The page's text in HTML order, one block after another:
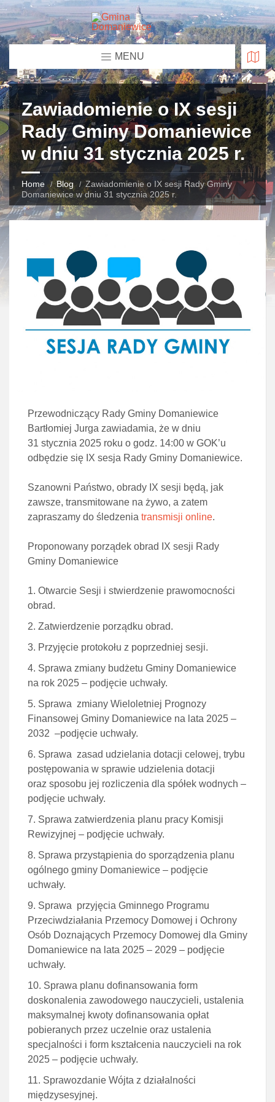
MENU
Zawiadomienie o IX sesji
Rady Gminy Domaniewice
w dniu 31 stycznia 2025 r.
Home Blog
Zawiadomienie o IX sesji Rady Gminy
Domaniewice w dniu 31 stycznia 2025 r.
Przewodniczący Rady Gminy Domaniewice
Bartłomiej Jurga zawiadamia, że w dniu
31 stycznia 2025 roku o godz. 14:00 w GOK’u
odbędzie się IX sesja Rady Gminy Domaniewice.
Szanowni Państwo, obrady IX sesji będą, jak
zawsze, transmitowane na żywo, a zatem
zapraszamy do śledzenia transmisji online.
Proponowany porządek obrad IX sesji Rady
Gminy Domaniewice
Otwarcie Sesji i stwierdzenie prawomocności
obrad.
Zatwierdzenie porządku obrad.
Przyjęcie protokołu z poprzedniej sesji.
Sprawa zmiany budżetu Gminy Domaniewice
na rok 2025 – podjęcie uchwały.
Sprawa zmiany Wieloletniej Prognozy
Finansowej Gminy Domaniewice na lata 2025 –
2032 –podjęcie uchwały.
Sprawa zasad udzielania dotacji celowej, trybu
postępowania w sprawie udzielenia dotacji
oraz sposobu jej rozliczenia dla spółek wodnych –
podjęcie uchwały.
Sprawa zatwierdzenia planu pracy Komisji
Rewizyjnej – podjęcie uchwały.
Sprawa przystąpienia do sporządzenia planu
ogólnego gminy Domaniewice – podjęcie
uchwały.
Sprawa przyjęcia Gminnego Programu
Przeciwdziałania Przemocy Domowej i Ochrony
Osób Doznających Przemocy Domowej dla Gminy
Domaniewice na lata 2025 – 2029 – podjęcie
uchwały.
Sprawa planu dofinansowania form
doskonalenia zawodowego nauczycieli, ustalenia
maksymalnej kwoty dofinansowania opłat
pobieranych przez uczelnie oraz ustalenia
specjalności i form kształcenia nauczycieli na rok
2025 – podjęcie uchwały.
Sprawozdanie Wójta z działalności
międzysesyjnej.